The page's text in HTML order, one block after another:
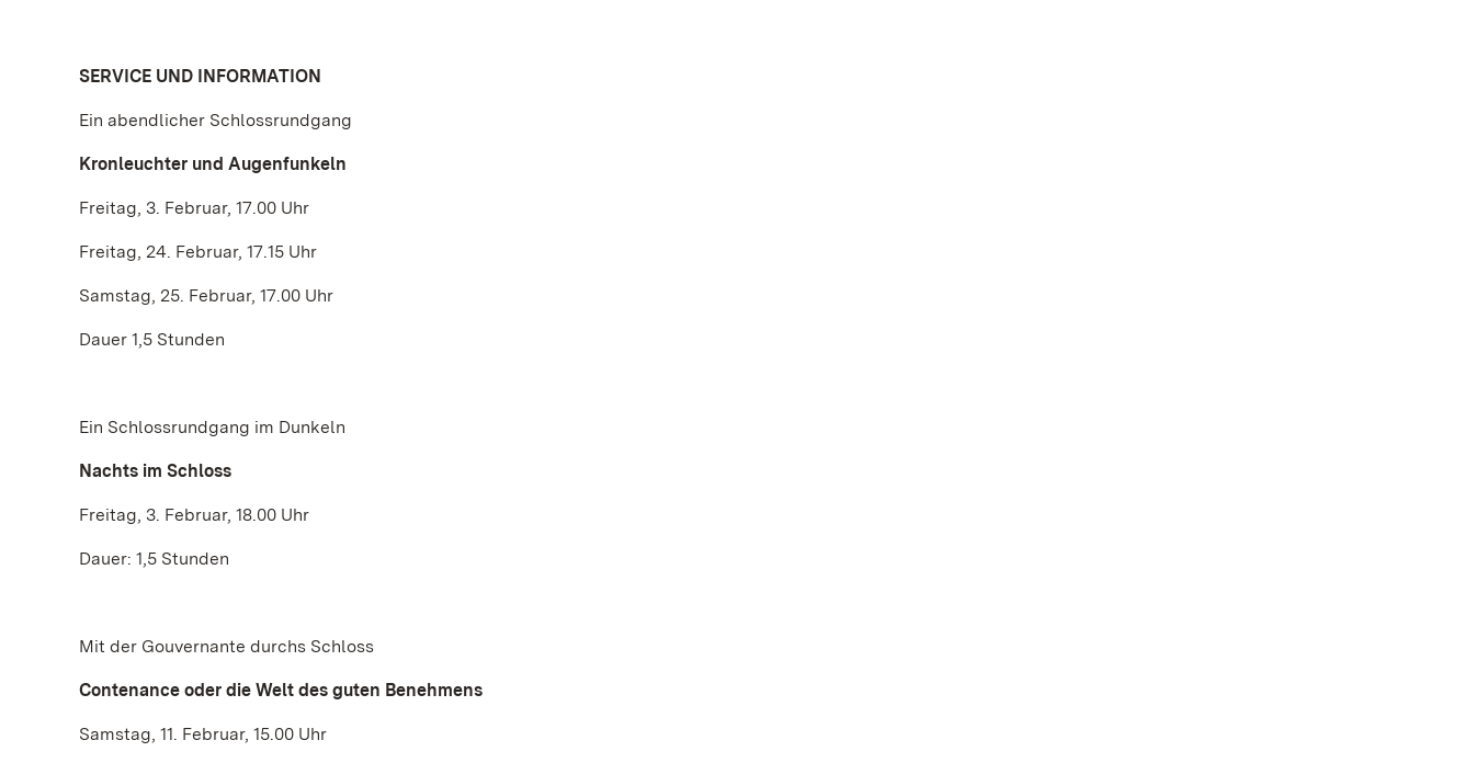
SERVICE UND INFORMATION
Ein abendlicher Schlossrundgang
Kronleuchter und Augenfunkeln
Freitag, 3. Februar, 17.00 Uhr
Freitag, 24. Februar, 17.15 Uhr
Samstag, 25. Februar, 17.00 Uhr
Dauer 1,5 Stunden
Ein Schlossrundgang im Dunkeln
Nachts im Schloss
Freitag, 3. Februar, 18.00 Uhr
Dauer: 1,5 Stunden
Mit der Gouvernante durchs Schloss
Contenance oder die Welt des guten Benehmens
Samstag, 11. Februar, 15.00 Uhr